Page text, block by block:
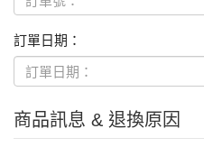
訂單日期：
商品訊息 & 退換原因